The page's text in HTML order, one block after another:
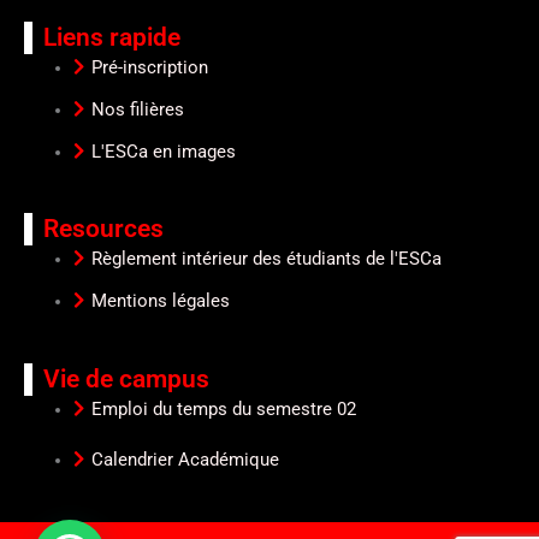
Liens rapide
Pré-inscription
Nos filières
L'ESCa en images
Resources
Règlement intérieur des étudiants de l'ESCa
Mentions légales
Vie de campus
Emploi du temps du semestre 02
Calendrier Académique